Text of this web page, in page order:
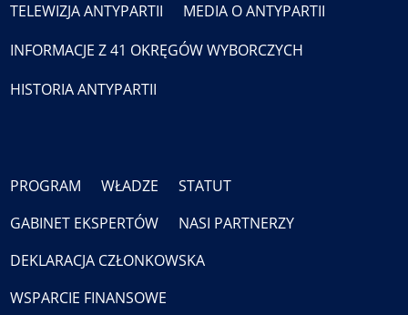
TELEWIZJA ANTYPARTII
MEDIA O ANTYPARTII
INFORMACJE Z 41 OKRĘGÓW WYBORCZYCH
HISTORIA ANTYPARTII
PROGRAM WŁADZE
STATUT
GABINET EKSPERTÓW
NASI PARTNERZY
DEKLARACJA CZŁONKOWSKA
WSPARCIE FINANSOWE